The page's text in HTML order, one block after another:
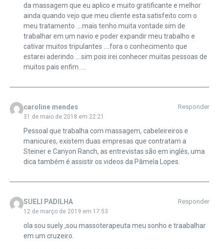
da massagem que eu aplico e muito gratificante e melhor
ainda quando vejo que meu cliente esta satisfeito com o
meu tratamento ….mais tenho muita vontade sim de
trabalhar em um navio e poder expandir meu trabalho e
cativar muitos tripulantes ….fora o conhecimento que
estarei aderindo ….sim pois irei conhecer muitas pessoas de
muitos pais enfim…..
caroline mendes
31 de maio de 2018 em 22:21
Responder
Pessoal que trabalha com massagem, cabeleireiros e
manicures, existem duas empresas que contratam a
Steiner e Canyon Ranch, as entrevistas são em inglês, uma
dica também é assistir os videos da Pâmela Lopes.
SUELI PADILHA
12 de março de 2019 em 17:53
Responder
ola sou suely ,sou massoterapeuta meu sonho e traabalhar
em um cruzeiro.